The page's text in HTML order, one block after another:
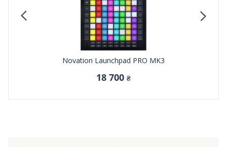
Novation Launchpad PRO MK3
18 700 ₴